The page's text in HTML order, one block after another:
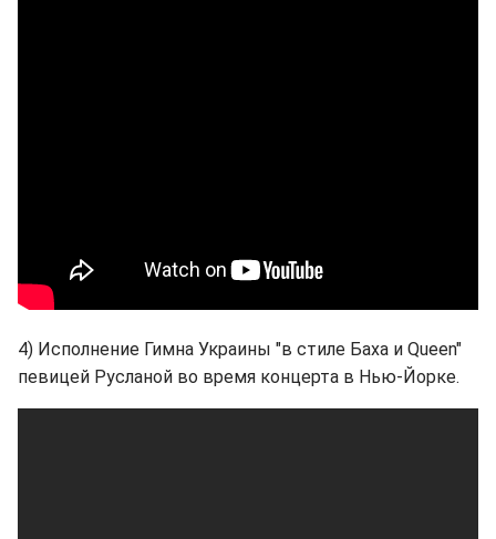
4) Исполнение Гимна Украины "в стиле Баха и Queen"
певицей Русланой во время концерта в Нью-Йорке.